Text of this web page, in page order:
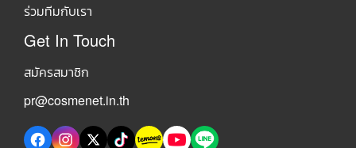
ร่วมทีมกับเรา
Get In Touch
สมัครสมาชิก
pr@cosmenet.in.th